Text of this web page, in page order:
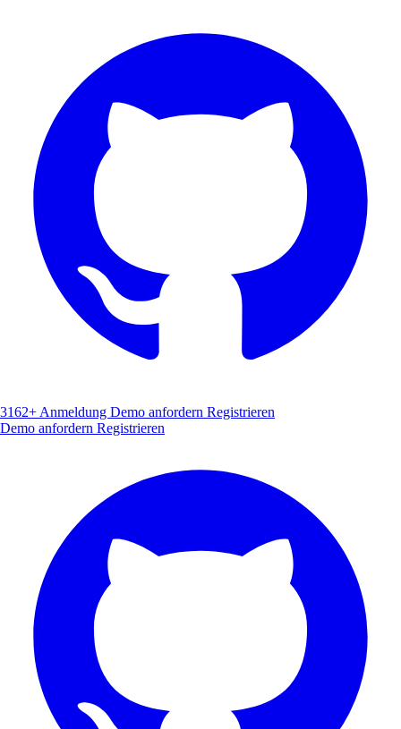
3162+ Anmeldung Demo anfordern Registrieren
Demo anfordern Registrieren